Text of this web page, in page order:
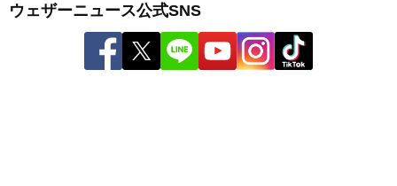
ウェザーニュース公式SNS